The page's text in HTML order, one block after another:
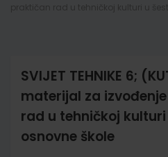
SVIJET TEHNIKE 6;
materijal za
rad u tehničkoj
osnovne škole